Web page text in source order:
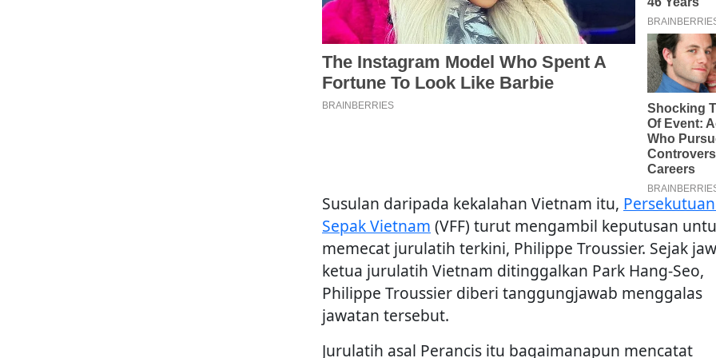
Susulan daripada kekalahan Vietnam itu,
Sepak Vietnam (VFF) turut mengambil keputusan
memecat jurulatih terkini, Philippe Troussier. Sejak
ketua jurulatih Vietnam ditinggalkan Park Hang-Seo,
Philippe Troussier diberi tanggungjawab menggalas
jawatan tersebut.
Jurulatih asal Perancis itu bagaimanapun mencatat